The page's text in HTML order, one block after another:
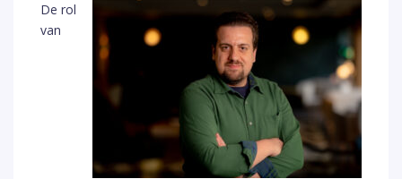
De rol
van